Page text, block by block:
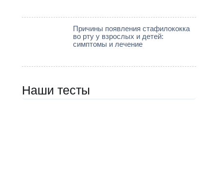
Причины появления стафилококка
во рту у взрослых и детей:
симптомы и лечение
Наши тесты